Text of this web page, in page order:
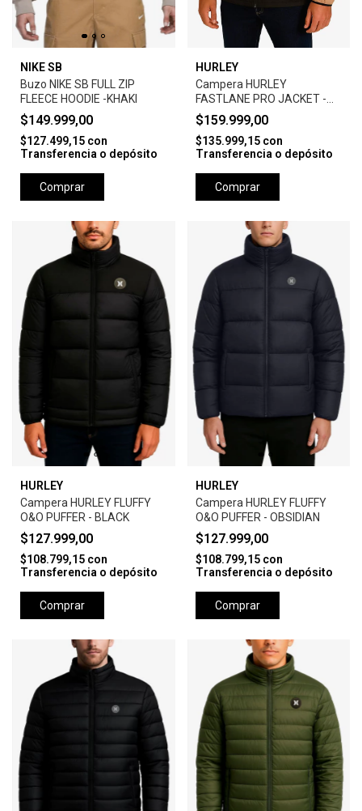
NIKE SB
Buzo NIKE SB FULL ZIP
FLEECE HOODIE -KHAKI
$149.999,00
$127.499,15 con
Transferencia o depósito
Comprar
HURLEY
Campera HURLEY
FASTLANE PRO JACKET -
CAMEL
$159.999,00
$135.999,15 con
Transferencia o depósito
Comprar
HURLEY
Campera HURLEY FLUFFY
O&O PUFFER - BLACK
$127.999,00
$108.799,15 con
Transferencia o depósito
Comprar
HURLEY
Campera HURLEY FLUFFY
O&O PUFFER - OBSIDIAN
$127.999,00
$108.799,15 con
Transferencia o depósito
Comprar